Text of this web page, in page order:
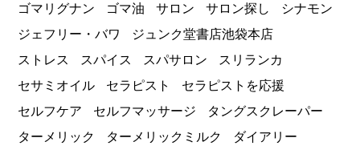
ゴマリグナン
ゴマ油 サロン サロン探し
シナモン
ジェフリー・バワ
ジュンク堂書店池袋本店
ストレス
スパイス スパサロン
スリランカ
セサミオイル
セラピスト
セラピストを応援
セルフケア
セルフマッサージ
タングスクレーパー
ターメリック
ターメリックミルク
ダイアリー